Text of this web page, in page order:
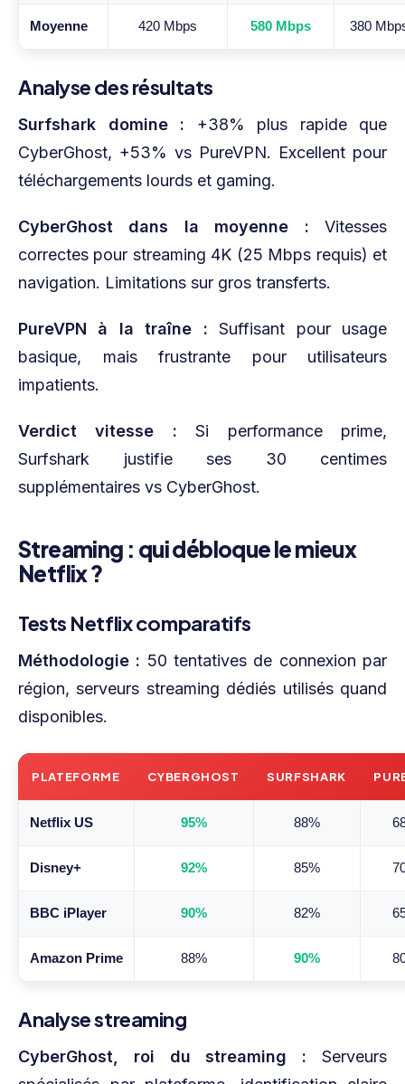
Moyenne 420 Mbps 580 Mbps 380
Analyse des résultats
Surfshark domine : +38% plus rapide que
CyberGhost, +53% vs PureVPN. Excellent pour
téléchargements lourds et gaming.
CyberGhost dans la moyenne : Vitesses
correctes pour streaming 4K (25 Mbps requis) et
navigation. Limitations sur gros transferts.
PureVPN à la traîne : Suffisant pour usage
basique, mais frustrante pour utilisateurs
impatients.
Verdict vitesse : Si performance prime,
Surfshark justifie ses 30 centimes
supplémentaires vs CyberGhost.
Streaming : qui débloque le mieux
Netflix ?
Tests Netflix comparatifs
Méthodologie : 50 tentatives de connexion par
région, serveurs streaming dédiés utilisés quand
disponibles.
PLATEFORME CYBERGHOST SURFSHARK
Netflix US 95% 88%
Disney+ 92% 85%
BBC iPlayer 90% 82%
Amazon Prime 88% 90%
Analyse streaming
CyberGhost, roi du streaming : Serveurs